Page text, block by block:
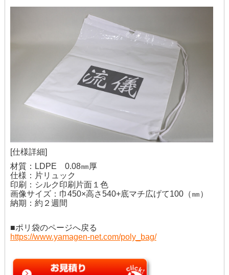
[仕様詳細]
材質：LDPE 0.08㎜厚
仕様：片リュック
印刷：シルク印刷片面１色
画像サイズ：巾450×高さ540+底マチ広げて100（㎜）
納期：約２週間
■ポリ袋のページへ戻る
https://www.yamagen-net.com/poly_bag/